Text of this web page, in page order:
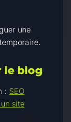
une
le blog
: SEO
site